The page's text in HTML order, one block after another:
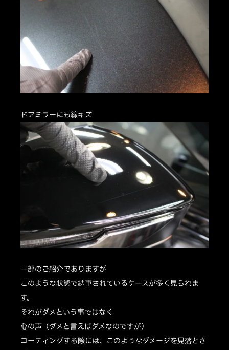
ドアミラーにも線キズ
一部のご紹介でありますが
このような状態で納車されているケースが多く見られま
す。
それがダメという事ではなく
心の声（ダメと言えばダメなのですが）
コーティングする際には、このようなダメージを見落とさ